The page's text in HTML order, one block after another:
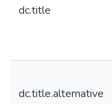
dc.title
dc.title.alternative